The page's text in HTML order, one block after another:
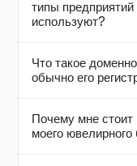
типы
используют?
Что такое
обычно его
Почему мне
моего ювелирного